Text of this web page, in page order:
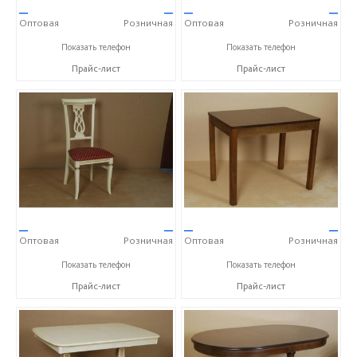
—
Оптовая
—
Розничная
+7 (4872) 73-07-56
Показать телефон
Прайс-лист
—
Оптовая
—
Розничная
+7 (4872) 73-07-56
Показать телефон
Прайс-лист
—
Оптовая
—
Розничная
+7 (4872) 73-07-56
Показать телефон
Прайс-лист
—
Оптовая
—
Розничная
+7 (4872) 73-07-56
Показать телефон
Прайс-лист